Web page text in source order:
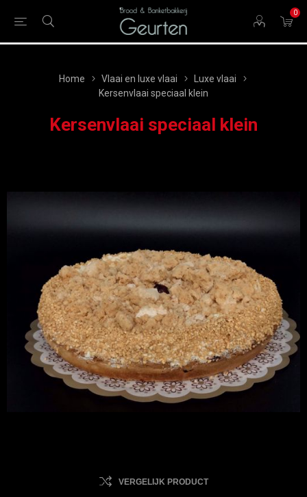
0
Home Vlaai en luxe vlaai
Luxe vlaai
Kersenvlaai speciaal klein
Kersenvlaai speciaal klein
VERGELIJK PRODUCT